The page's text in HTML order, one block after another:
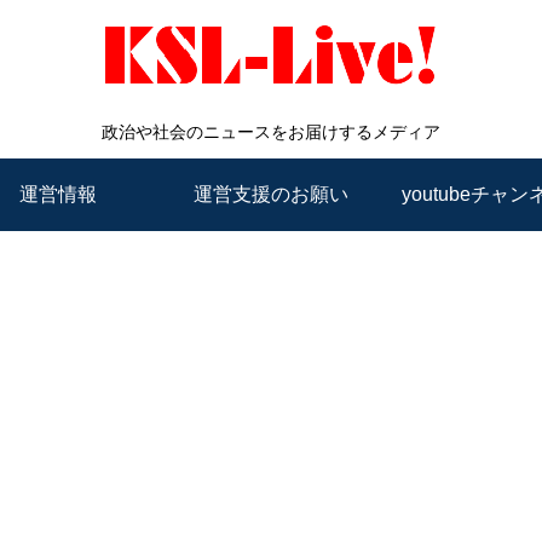
政治や社会のニュースをお届けするメディア
運営情報 運営支援のお願い youtubeチャン